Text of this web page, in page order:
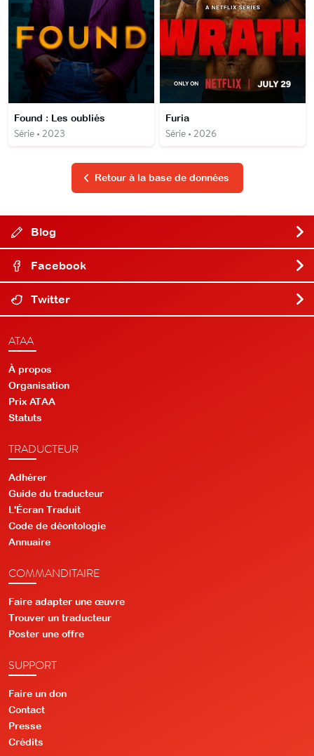
Found : Les oubliés
Série • 2023
Furia
Série • 2026
Retour à la base de données
Blog
Facebook
Twitter
ATAA
À propos
Organisation
Prix ATAA
Statuts
TRADUCTEUR
Adhérer
Guide du traducteur
L'Écran Traduit
Code de déontologie
Annuaire
COMMANDITAIRE
Faire adapter une œuvre
Trouver un traducteur
Poster une offre
SUPPORT
Faire un don
Contact
Presse
Crédits